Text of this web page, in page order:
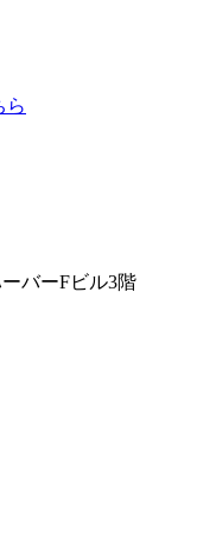
ら
バーFビル3階